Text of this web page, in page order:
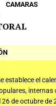
CAMARAS
establece el
internas
26 de octubre de